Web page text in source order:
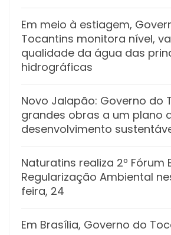
Em meio à estiagem,
Tocantins monitora nível,
qualidade da água das
hidrográficas
Novo Jalapão: Governo do
grandes obras a um plano
desenvolvimento
Naturatins realiza 2º Fórum
Regularização Ambiental
feira, 24
Em Brasília, Governo do